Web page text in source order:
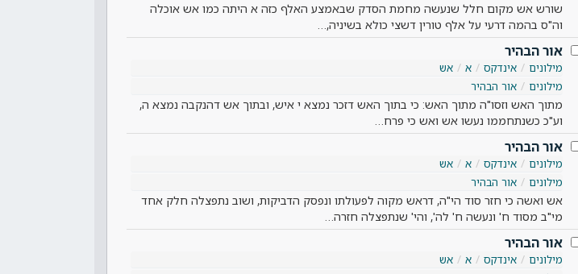
שורש אש מקום חלל שנעשה מחמת הסדק שבאמצע האלף כזה א היתה כמו אש אוכלה
וה"ס בהמה דרעי על אלף טורין דשצי כולא בשיניה,…
אור הבהיר
מילונים אינדקס א
אש
מילונים
אור הבהיר
מתוך האש וזסו"ה מתוך האש: כי בתוך האש דזכר נמצא י איש, ובתוך אש דהנקבה נמצא ה,
וע"כ כשנתחממו נעשו אש ואש כי פרח…
אור הבהיר
מילונים אינדקס א
אש
מילונים
אור הבהיר
אש ואשה כי חזר סוד הי"ה, דראש מקוה לפעולתו ונפסק הדביקות, ושוב נתפצלה חלק אחד
מי"ב מסוד ח' ונעשה ח' לה', והי' שנתפצלה חזרה…
אור הבהיר
מילונים אינדקס א
אש